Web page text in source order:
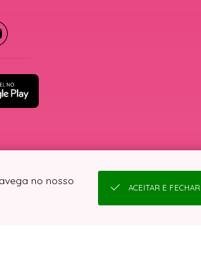
no nosso
ACEITAR E FECHAR